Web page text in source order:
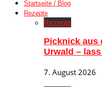
Startseite / Blog
Rezepte
Rezepte
Picknick aus
Urwald –
7. August 2026